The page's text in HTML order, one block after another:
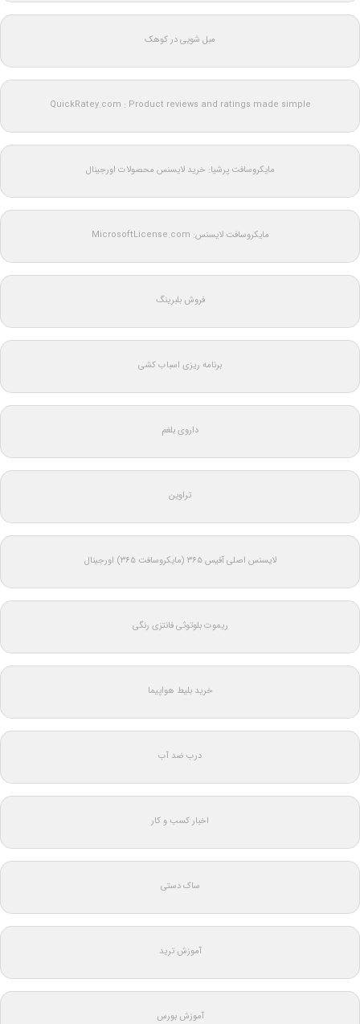
مبل شویی در کوهک
QuickRatey.com : Product reviews and ratings made simple
مایکروسافت پرشیا: خرید لایسنس محصولات اورجینال
مایکروسافت لایسنس: MicrosoftLicense.com
فروش بلبرینگ
برنامه ریزی اسباب کشی
داروی بلغم
تراوین
لایسنس اصلی آفیس ۳۶۵ (مایکروسافت ۳۶۵) اورجینال
ریموت بلوتوثی فانتزی رنگی
خرید بلیط هواپیما
درب ضد آب
اخبار کسب و کار
ساک دستی
آموزش ترید
آموزش بورس